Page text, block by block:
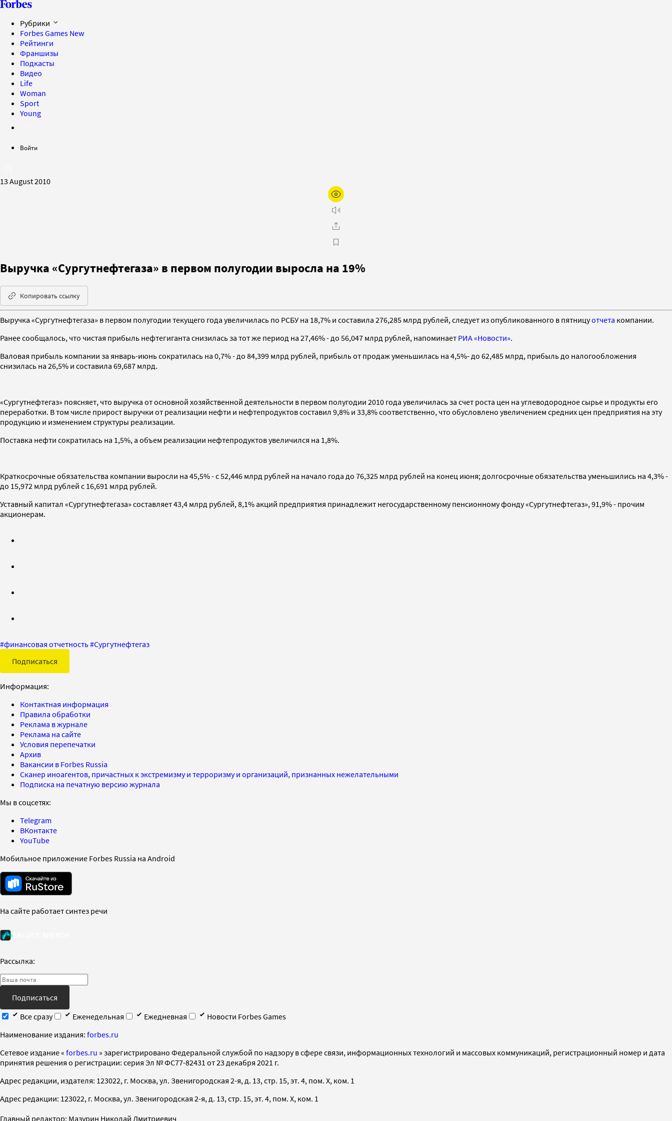
Рубрики
Forbes Games New
Рейтинги
Франшизы
Подкасты
Видео
Life
Woman
Sport
Young
Войти
13 August 2010
Выручка «Сургутнефтегаза» в первом полугодии выросла на 19%
Копировать ссылку
Выручка «Сургутнефтегаза» в первом полугодии текущего года увеличилась по РСБУ на 18,7% и составила 276,285 млрд рублей, следует из опубликованного в пятницуотчета компании.
Ранее сообщалось, что чистая прибыль нефтегиганта снизилась за тот же период на 27,46% - до 56,047 млрд рублей, напоминает РИА «Новости».
Валовая прибыль компании за январь-июнь сократилась на 0,7% - до 84,399 млрд рублей, прибыль от продаж уменьшилась на 4,5%- до 62,485 млрд, прибыль до налогообложения
снизилась на 26,5% и составила 69,687 млрд.
«Сургутнефтегаз» поясняет, что выручка от основной хозяйственной деятельности в первом полугодии 2010 года увеличилась за счет роста цен на углеводородное сырье и продукты его
переработки. В том числе прирост выручки от реализации нефти и нефтепродуктов составил 9,8% и 33,8% соответственно, что обусловлено увеличением средних цен предприятия на эту
продукцию и изменением структуры реализации.
Поставка нефти сократилась на 1,5%, а объем реализации нефтепродуктов увеличился на 1,8%.
Краткосрочные обязательства компании выросли на 45,5% - с 52,446 млрд рублей на начало года до 76,325 млрд рублей на конец июня; долгосрочные обязательства уменьшились на 4,3% -
до 15,972 млрд рублей с 16,691 млрд рублей.
Уставный капитал «Сургутнефтегаза» составляет 43,4 млрд рублей, 8,1% акций предприятия принадлежит негосударственному пенсионному фонду «Сургутнефтегаз», 91,9% - прочим
акционерам.
#финансовая отчетность#Сургутнефтегаз
Подписаться
Информация:
Контактная информация
Правила обработки
Реклама в журнале
Реклама на сайте
Условия перепечатки
Архив
Вакансии в Forbes Russia
Сканер иноагентов, причастных к экстремизму и терроризму и организаций, признанных нежелательными
Подписка на печатную версию журнала
Мы в соцсетях:
Telegram
ВКонтакте
YouTube
Мобильное приложение Forbes Russia на Android
На сайте работает синтез речи
Рассылка:
Подписаться
Все сразу
Еженедельная Ежедневная
Новости Forbes Games
Наименование издания: forbes.ru
Cетевое издание « forbes.ru » зарегистрировано Федеральной службой по надзору в сфере связи, информационных технологий и массовых коммуникаций, регистрационный номер и дата
принятия решения о регистрации: серия Эл № ФС77-82431 от 23 декабря 2021 г.
Адрес редакции, издателя: 123022, г. Москва, ул. Звенигородская 2-я, д. 13, стр. 15, эт. 4, пом. X, ком. 1
Адрес редакции: 123022, г. Москва, ул. Звенигородская 2-я, д. 13, стр. 15, эт. 4, пом. X, ком. 1
Главный редактор: Мазурин Николай Дмитриевич